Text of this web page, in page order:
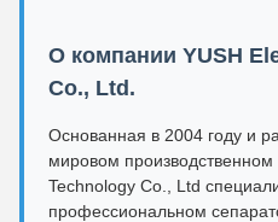
О компании YUSH
Co., Ltd.
Основанная в 2004 году и
мировом
Technology Co., Ltd
профессиональном